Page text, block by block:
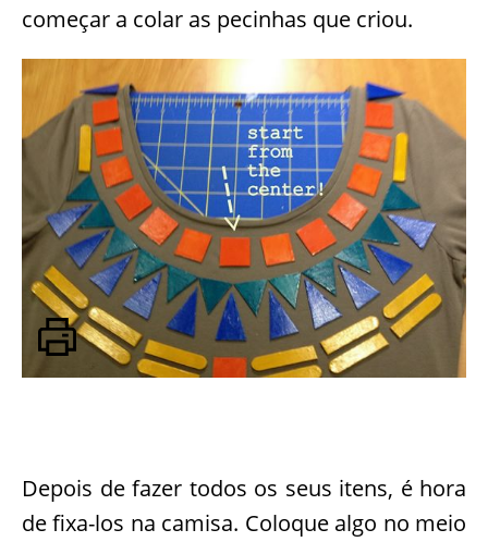
começar a colar as pecinhas que criou.
Depois de fazer todos os seus itens, é hora
de fixa-los na camisa. Coloque algo no meio